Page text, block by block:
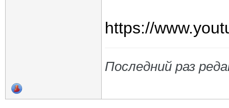
https://
Последний раз